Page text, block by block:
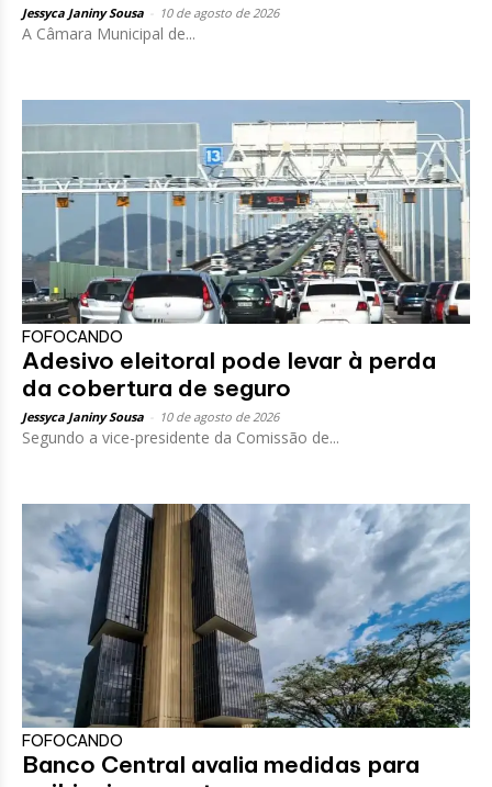
Jessyca Janiny Sousa 10 de agosto de 2026
A Câmara Municipal de...
FOFOCANDO
Adesivo eleitoral pode levar à perda
da cobertura de seguro
Jessyca Janiny Sousa 10 de agosto de 2026
Segundo a vice-presidente da Comissão de...
FOFOCANDO
Banco Central avalia medidas para